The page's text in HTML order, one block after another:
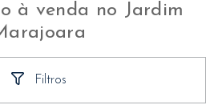
à venda no Jardim
Filtros